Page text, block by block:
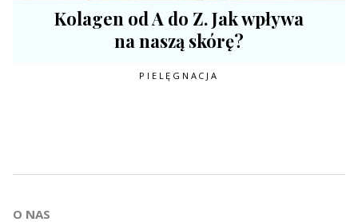
Kolagen od A do Z. Jak wpływa
na naszą skórę?
PIELĘGNACJA
O NAS